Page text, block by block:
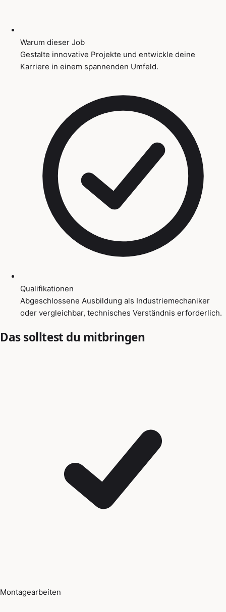
Warum dieser Job
Gestalte innovative Projekte und entwickle deine
Karriere in einem spannenden Umfeld.
Qualifikationen
Abgeschlossene Ausbildung als Industriemechaniker
oder vergleichbar, technisches Verständnis erforderlich.
Das solltest du mitbringen
Montagearbeiten